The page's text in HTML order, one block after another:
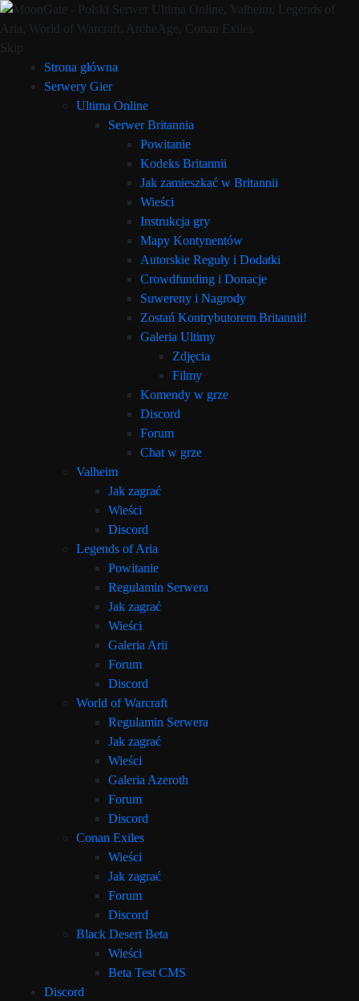
Skip
Strona główna
Serwery Gier
Ultima Online
Serwer Britannia
Powitanie
Kodeks Britannii
Jak zamieszkać w Britannii
Wieści
Instrukcja gry
Mapy Kontynentów
Autorskie Reguły i Dodatki
Crowdfunding i Donacje
Suwereny i Nagrody
Zostań Kontrybutorem Britannii!
Galeria Ultimy
Zdjęcia
Filmy
Komendy w grze
Discord
Forum
Chat w grze
Valheim
Jak zagrać
Wieści
Discord
Legends of Aria
Powitanie
Regulamin Serwera
Jak zagrać
Wieści
Galeria Arii
Forum
Discord
World of Warcraft
Regulamin Serwera
Jak zagrać
Wieści
Galeria Azeroth
Forum
Discord
Conan Exiles
Wieści
Jak zagrać
Forum
Discord
Black Desert Beta
Wieści
Beta Test CMS
Discord